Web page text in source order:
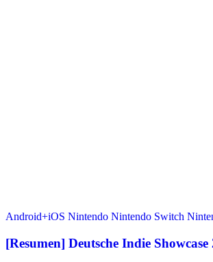
Android+iOS Nintendo Nintendo Switch
[Resumen] Deutsche Indie